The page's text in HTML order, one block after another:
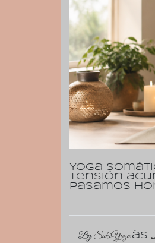
Yoga
tensión
Pasamos
BySukiYoga às